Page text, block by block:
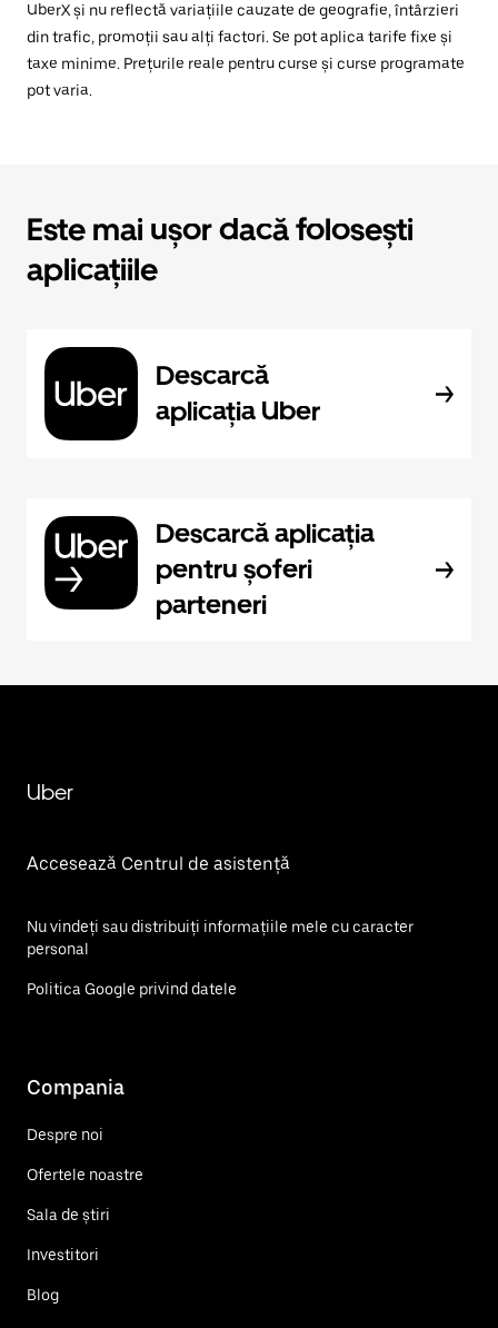
UberX și nu reflectă variațiile cauzate de geografie, întârzieri
din trafic, promoții sau alți factori. Se pot aplica tarife fixe și
taxe minime. Prețurile reale pentru curse și curse programate
pot varia.
Este mai ușor dacă folosești
aplicațiile
Descarcă
aplicația Uber
Descarcă aplicația
pentru șoferi
parteneri
Uber
Accesează Centrul de asistență
Nu vindeți sau distribuiți informațiile mele cu caracter
personal
Politica Google privind datele
Compania
Despre noi
Ofertele noastre
Sala de știri
Investitori
Blog